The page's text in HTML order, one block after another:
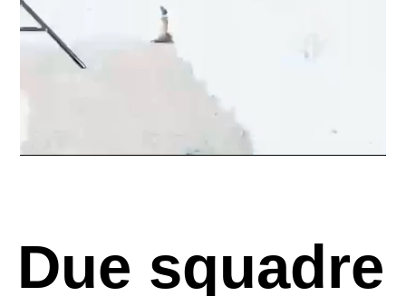
Due squadre